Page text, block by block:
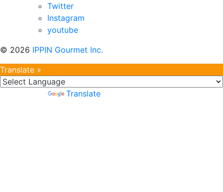
Twitter
Instagram
youtube
© 2026 IPPIN Gourmet Inc.
Translate »
Translate